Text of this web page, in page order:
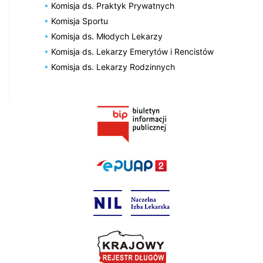
Komisja ds. Praktyk Prywatnych
Komisja Sportu
Komisja ds. Młodych Lekarzy
Komisja ds. Lekarzy Emerytów i Rencistów
Komisja ds. Lekarzy Rodzinnych